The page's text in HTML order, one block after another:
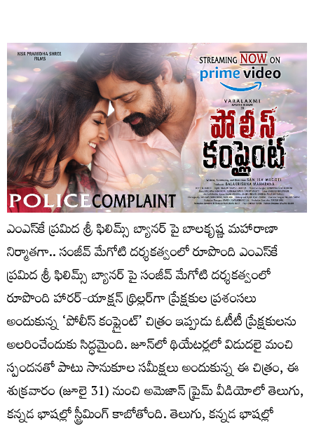
ఎంఎస్‌కే ప్రమిద శ్రీ ఫిలిమ్స్ బ్యానర్ పై బాలకృష్ణ మహారాణా
నిర్మాతగా.. సంజీవ్ మేగోటి దర్శకత్వంలో రూపొంది ఎంఎస్‌కే
ప్రమిద శ్రీ ఫిలిమ్స్ బ్యానర్ పై సంజీవ్ మేగోటి దర్శకత్వంలో
రూపొంది హారర్-యాక్షన్ థ్రిల్లర్‌గా ప్రేక్షకుల ప్రశంసలు
అందుకున్న ‘పోలీస్ కంప్లైంట్’ చిత్రం ఇప్పుడు ఓటీటీ ప్రేక్షకులను
అలరించేందుకు సిద్ధమైంది. జూన్‌లో థియేటర్లలో విడుదలై మంచి
స్పందనతో పాటు సానుకూల సమీక్షలు అందుకున్న ఈ చిత్రం, ఈ
శుక్ర‌వారం (జూలై 31) నుంచి అమెజాన్ ప్రైమ్ వీడియోలో తెలుగు,
కన్నడ భాషల్లో స్ట్రీమింగ్ కాబోతోంది. తెలుగు, కన్నడ భాష‌ల్లో